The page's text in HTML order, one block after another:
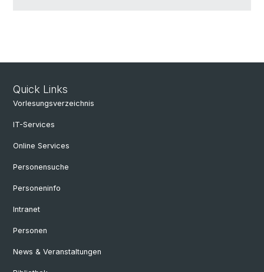
Quick Links
Vorlesungsverzeichnis
IT-Services
Online Services
Personensuche
Personeninfo
Intranet
Personen
News & Veranstaltungen